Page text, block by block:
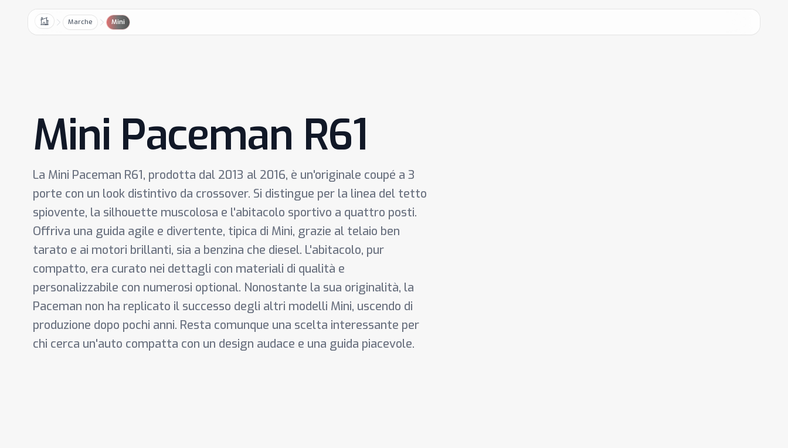
Home Marche Mini
Mini Paceman R61
La Mini Paceman R61, prodotta dal 2013 al 2016, è un'originale coupé a 3
porte con un look distintivo da crossover. Si distingue per la linea del tetto
spiovente, la silhouette muscolosa e l'abitacolo sportivo a quattro posti.
Offriva una guida agile e divertente, tipica di Mini, grazie al telaio ben
tarato e ai motori brillanti, sia a benzina che diesel. L'abitacolo, pur
compatto, era curato nei dettagli con materiali di qualità e
personalizzabile con numerosi optional. Nonostante la sua originalità, la
Paceman non ha replicato il successo degli altri modelli Mini, uscendo di
produzione dopo pochi anni. Resta comunque una scelta interessante per
chi cerca un'auto compatta con un design audace e una guida piacevole.